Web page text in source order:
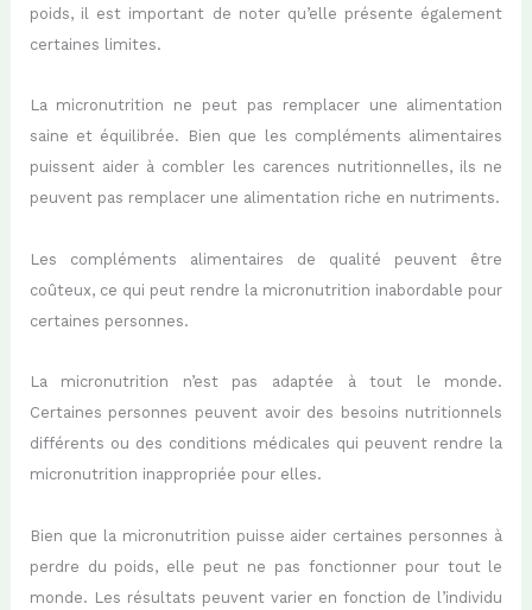
poids, il est important de noter qu’elle présente également
certaines limites.
La micronutrition ne peut pas remplacer une alimentation
saine et équilibrée. Bien que les compléments alimentaires
puissent aider à combler les carences nutritionnelles, ils ne
peuvent pas remplacer une alimentation riche en nutriments.
Les compléments alimentaires de qualité peuvent être
coûteux, ce qui peut rendre la micronutrition inabordable pour
certaines personnes.
La micronutrition n’est pas adaptée à tout le monde.
Certaines personnes peuvent avoir des besoins nutritionnels
différents ou des conditions médicales qui peuvent rendre la
micronutrition inappropriée pour elles.
Bien que la micronutrition puisse aider certaines personnes à
perdre du poids, elle peut ne pas fonctionner pour tout le
monde. Les résultats peuvent varier en fonction de l’individu